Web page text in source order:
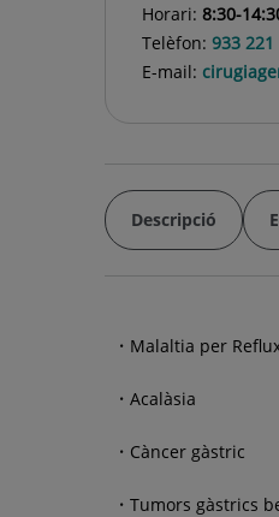
Horari: 8:30-
Telèfon: 933 221
E-mail:
Descripció
Malaltia per
Acalàsia
Càncer gàstric
Tumors gàstrics